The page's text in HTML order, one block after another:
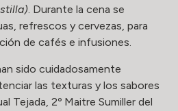
. Durante la cena se
refrescos y cervezas, para
de cafés e infusiones.
sido cuidadosamente
las texturas y los sabores
Tejada, 2º Maitre Sumiller del